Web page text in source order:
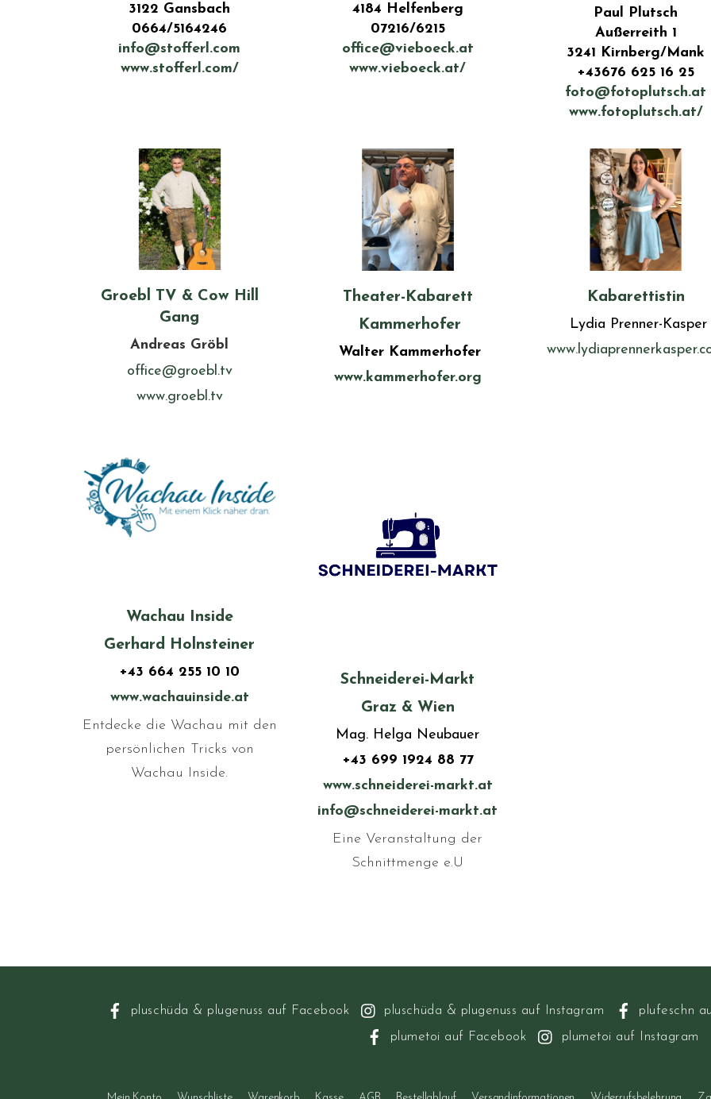
3122 Gansbach
0664/5164246
info@stofferl.com
www.stofferl.com/
4184 Helfenberg
07216/6215
office@vieboeck.at
www.vieboeck.at/
Paul Plutsch
Außerreith 1
3241 Kirnberg/Mank
+43676 625 16 25
foto@fotoplutsch.at
www.fotoplutsch.at/
Groebl TV & Cow Hill
Gang
Andreas Gröbl
office@groebl.tv
www.groebl.tv
Theater-Kabarett
Kammerhofer
Walter Kammerhofer
www.kammerhofer.org
Kabarettistin
Lydia Prenner-Kasper
Wachau Inside
Gerhard Holnsteiner
+43 664 255 10 10
www.wachauinside.at
Entdecke die Wachau mit den
persönlichen Tricks von
Wachau Inside.
Schneiderei-Markt
Graz & Wien
Mag. Helga Neubauer
+43 699 1924 88 77
www.schneiderei-markt.at
info@schneiderei-markt.at
Eine Veranstaltung der
Schnittmenge e.U
pluschüda & plugenuss auf Facebook pluschüda & plugenuss auf Instagram
plufeschn
plumetoi auf Facebook
plumetoi auf Instagram